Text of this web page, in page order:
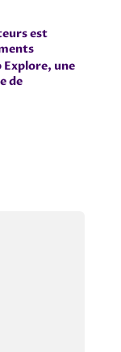
est
Explore, une
de